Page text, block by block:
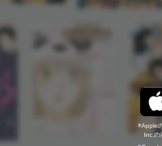
Apple
Inc.の